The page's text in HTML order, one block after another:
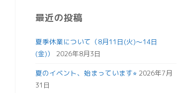
最近の投稿
夏季休業について（8月11日(火)～14日
(金)）
2026年8月3日
夏のイベント、始まっています⭐︎ 2026年7月
31日